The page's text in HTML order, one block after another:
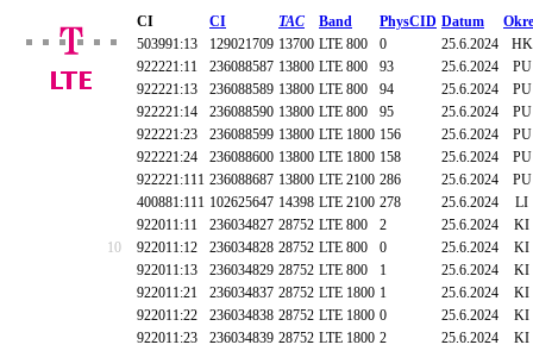
CI CI TAC Band PhysCID Datum
503991:13
129021709 13700 LTE 800 0 25.6.2024
HK
922221:11
236088587 13800 LTE 800 93 25.6.2024
PU
922221:13
236088589 13800 LTE 800 94 25.6.2024
PU
922221:14
236088590 13800 LTE 800 95 25.6.2024
PU
922221:23
236088599 13800 LTE 1800 156 25.6.2024
PU
922221:24
236088600 13800 LTE 1800 158 25.6.2024
PU
922221:111 236088687 13800 LTE 2100 286 25.6.2024
PU
400881:111 102625647 14398 LTE 2100 278 25.6.2024
LI
922011:11
236034827 28752 LTE 800 2 25.6.2024
KI
10
922011:12 236034828 28752 LTE 800 0 25.6.2024
KI
922011:13
236034829 28752 LTE 800 1 25.6.2024
KI
922011:21
236034837 28752 LTE 1800 1 25.6.2024
KI
922011:22
236034838 28752 LTE 1800 0 25.6.2024
KI
922011:23
236034839 28752 LTE 1800 2 25.6.2024
KI